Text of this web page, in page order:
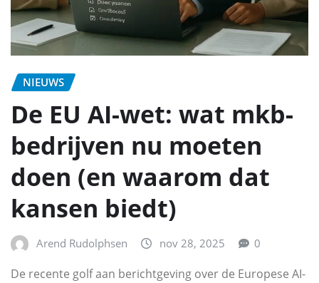
NIEUWS
De EU AI-wet: wat mkb-
bedrijven nu moeten
doen (en waarom dat
kansen biedt)
Arend Rudolphsen nov 28, 2025 0
De recente golf aan berichtgeving over de Europese AI-